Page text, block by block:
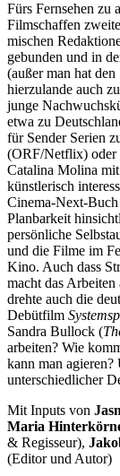
Fürs Fernsehen zu
Filmschaffen
mischen
gebunden und in
(außer man hat
hierzulande auch
junge
etwa zu
für Sender Serien
(ORF/Netflix)
Catalina Molina
künstlerisch
Cinema-Next-Buch
Planbarkeit
persönliche
und die Filme im
Kino. Auch dass
macht das
drehte auch die
Debütfilm
Sandra Bullock (
arbeiten? Wie
kann man
unterschiedlicher
Mit Inputs von
Maria
& Regisseur),
(Editor und Autor)